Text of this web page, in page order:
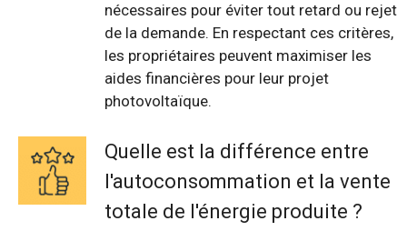
nécessaires pour éviter tout retard ou rejet
de la demande. En respectant ces critères,
les propriétaires peuvent maximiser les
aides financières pour leur projet
photovoltaïque.
Quelle est la différence entre
l'autoconsommation et la vente
totale de l'énergie produite ?